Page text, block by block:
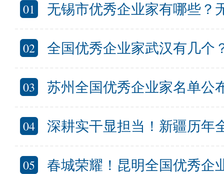
01 无锡市优秀企业家有哪些？无锡入选
02 全国优秀企业家武汉有几个？
03 苏州全国优秀企业家名单公布 入选全
04 深耕实干显担当！新疆历年
05 春城荣耀！昆明全国优秀企